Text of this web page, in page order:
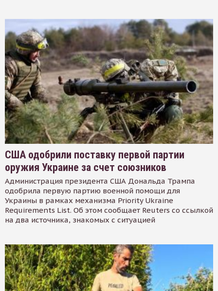
США одобрили поставку первой партии
оружия Украине за счет союзников
Администрация президента США Дональда Трампа
одобрила первую партию военной помощи для
Украины в рамках механизма Priority Ukraine
Requirements List. Об этом сообщает Reuters со ссылкой
на два источника, знакомых с ситуацией